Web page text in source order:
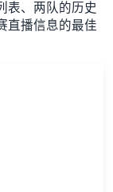
表、两队的历史
直播信息的最佳